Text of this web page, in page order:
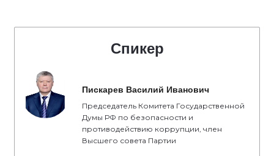
Спикер
Пискарев Василий Иванович
Председатель Комитета Государственной
Думы РФ по безопасности и
противодействию коррупции, член
Высшего совета Партии